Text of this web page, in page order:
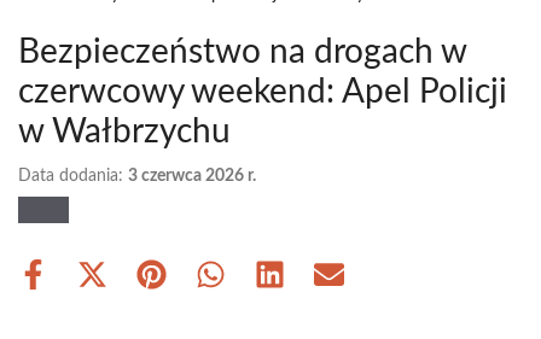
Bezpieczeństwo na drogach w
czerwcowy weekend: Apel Policji
w Wałbrzychu
Data dodania: 3 czerwca 2026 r.
Share
Share Share Share Share Share